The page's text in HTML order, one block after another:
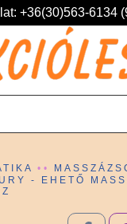
+36(30)563-6134
- EHETŐ